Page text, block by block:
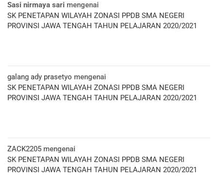
Sasi nirmaya sari mengenai
SK PENETAPAN WILAYAH ZONASI PPDB SMA NEGERI
PROVINSI JAWA TENGAH TAHUN PELAJARAN 2020/2021
galang ady prasetyo mengenai
SK PENETAPAN WILAYAH ZONASI PPDB SMA NEGERI
PROVINSI JAWA TENGAH TAHUN PELAJARAN 2020/2021
ZACK2205 mengenai
SK PENETAPAN WILAYAH ZONASI PPDB SMA NEGERI
PROVINSI JAWA TENGAH TAHUN PELAJARAN 2020/2021